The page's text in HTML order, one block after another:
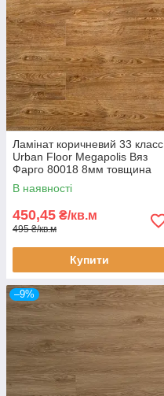
Ламінат коричневий 33 класс
Urban Floor Megapolis Вяз
Фарго 80018 8мм товщина
завужена дошка з фаскою
покриття 3D
В наявності
450,45 ₴/кв.м
495 ₴/кв.м
Купити
–9%